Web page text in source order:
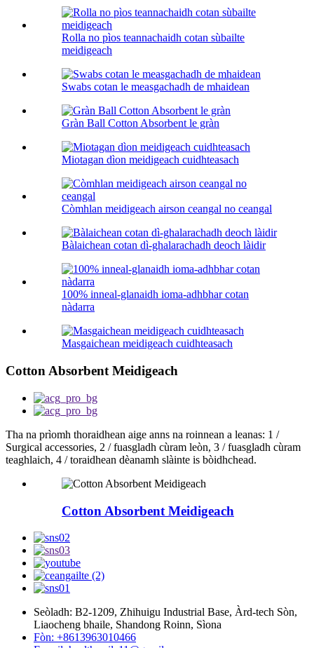
Rolla no pìos teannachaidh cotan sùbailte
meidigeach
Swabs cotan le measgachadh de mhaidean
Gràn Ball Cotton Absorbent le gràn
Miotagan dìon meidigeach cuidhteasach
Còmhlan meidigeach airson ceangal no ceangal
Bàlaichean cotan dì-ghalarachadh deoch làidir
100% inneal-glanaidh ioma-adhbhar cotan
nàdarra
Masgaichean meidigeach cuidhteasach
Cotton Absorbent Meidigeach
Tha na prìomh thoraidhean aige anns na roinnean a leanas: 1 /
Surgical accessories, 2 / fuasgladh cùram leòn, 3 / fuasgladh cùram
teaghlaich, 4 / toraidhean dèanamh slàinte is bòidhchead.
Cotton Absorbent Meidigeach
Seòladh: B2-1209, Zhihuigu Industrial Base, Àrd-tech Sòn,
Liaocheng bhaile, Shandong Roinn, Sìona
Fòn: +8613963010466